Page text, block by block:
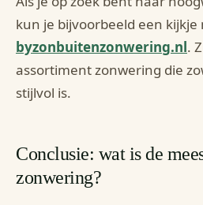
kun je bijvoorbeeld een kijkje
byzonbuitenzonwering.nl.
assortiment zonwering die
stijlvol is.
Conclusie: wat is de
zonwering?